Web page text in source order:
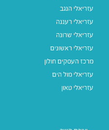
עזריאלי הנגב
עזריאלי רעננה
עזריאלי שרונה
עזריאלי ראשונים
מרכז העסקים חולון
עזריאלי מול הים
עזריאלי טאון